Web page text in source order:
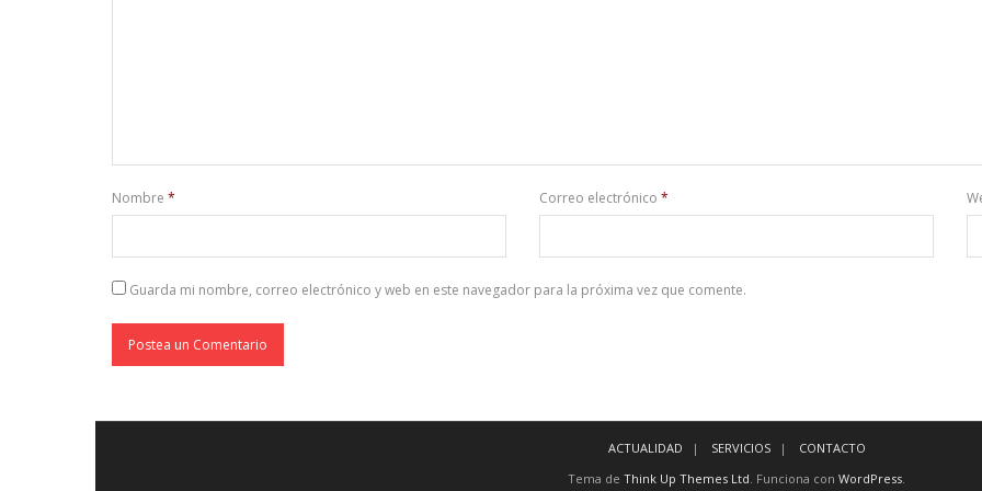
Nombre * Correo electrónico *
Guarda mi nombre, correo electrónico y web en este navegador para la próxima vez que comente.
ACTUALIDAD SERVICIOS
CONTACTO
Tema de Think Up Themes Ltd. Funciona con WordPress.